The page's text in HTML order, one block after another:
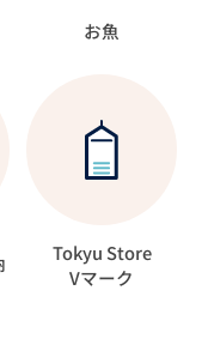
お魚
Tokyu Store
Vマーク